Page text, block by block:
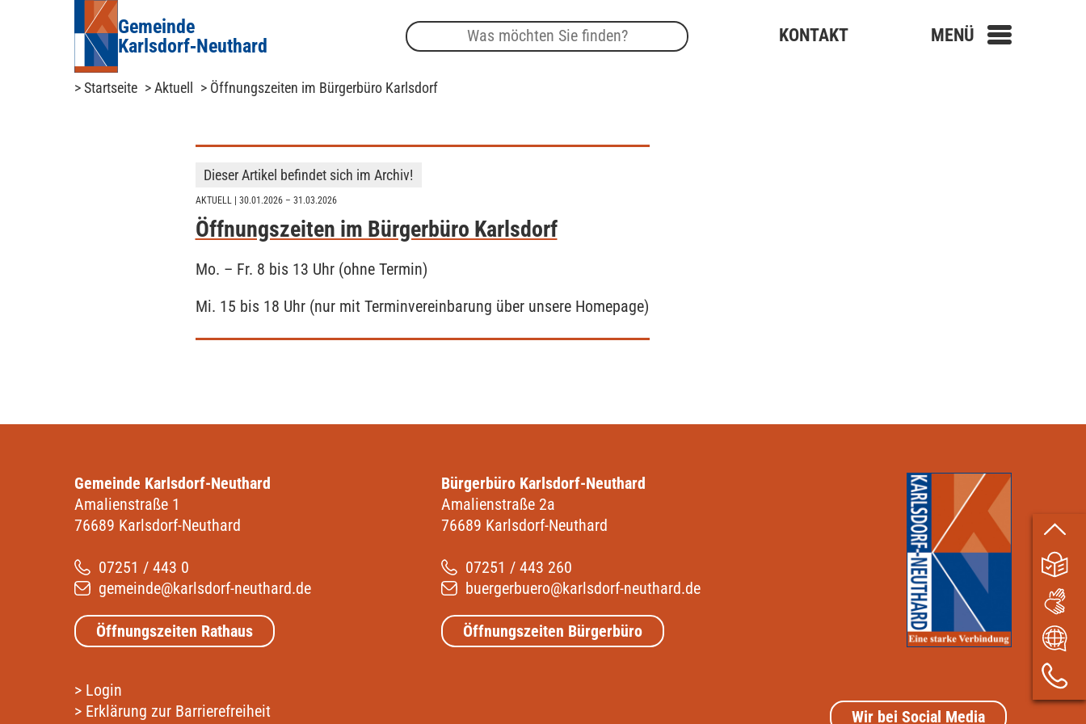
Gemeinde
Karlsdorf‑Neuthard
KONTAKT MENÜ
> Startseite > Aktuell > Öffnungszeiten im Bürgerbüro Karlsdorf
Dieser Artikel befindet sich im Archiv!
AKTUELL | 30.01.2026 – 31.03.2026
Öffnungszeiten im Bürgerbüro Karlsdorf
Mo. – Fr. 8 bis 13 Uhr (ohne Termin)
Mi. 15 bis 18 Uhr (nur mit Terminvereinbarung über unsere Homepage)
Gemeinde Karlsdorf-Neuthard
Amalienstraße 1
76689 Karlsdorf-Neuthard
07251 / 443 0
gemeinde@karlsdorf-neuthard.de
Öffnungszeiten Rathaus
> Login
> Erklärung zur Barrierefreiheit
Bürgerbüro Karlsdorf-Neuthard
Amalienstraße 2a
76689 Karlsdorf-Neuthard
07251 / 443 260
buergerbuero@karlsdorf-neuthard.de
Öffnungszeiten Bürgerbüro
Wir bei Social Media